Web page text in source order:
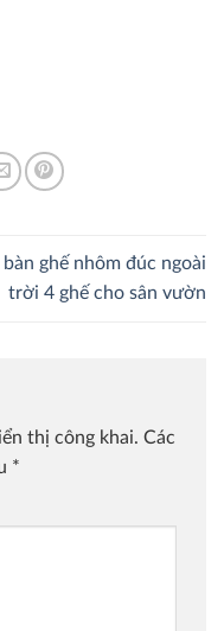
bàn ghế nhôm đúc ngoài
trời 4 ghế cho sân vườn
thị công khai. Các
*